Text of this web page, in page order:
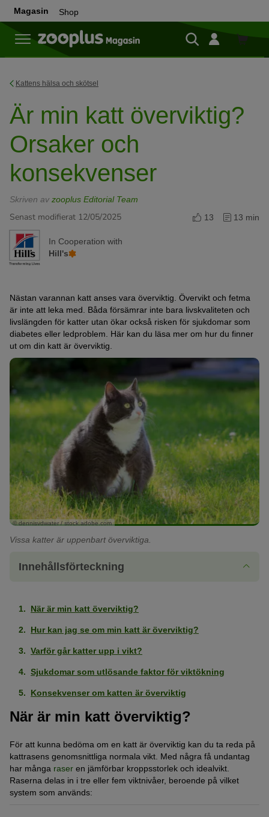
Magasin Shop
Shop
Kattens hälsa och skötsel
Är min katt överviktig?
Orsaker och
konsekvenser
Skriven av zooplus Editorial Team
Senast modifierat 12/05/2025 13 13 min
In Cooperation with
Hill's
Nästan varannan katt anses vara överviktig. Övervikt och fetma
är inte att leka med. Båda försämrar inte bara livskvaliteten och
livslängden för katter utan ökar också risken för sjukdomar som
diabetes eller ledproblem. Här kan du läsa mer om hur du finner
ut om din katt är överviktig.
© dennisvdwater / stock.adobe.com
Vissa katter är uppenbart överviktiga.
Innehållsförteckning
När är min katt överviktig?
Hur kan jag se om min katt är överviktig?
Varför går katter upp i vikt?
Sjukdomar som utlösande faktor för viktökning
Konsekvenser om katten är överviktig
När är min katt överviktig?
För att kunna bedöma om en katt är överviktig kan du ta reda på
kattrasens genomsnittliga normala vikt. Med några få undantag
har många raser en jämförbar kroppsstorlek och idealvikt.
Raserna delas in i tre eller fem viktnivåer, beroende på vilket
system som används: